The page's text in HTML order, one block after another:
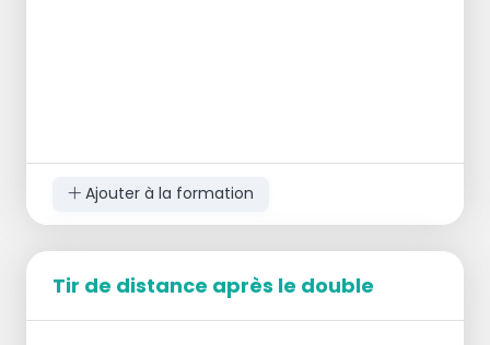
Ajouter à la formation
Tir de distance après le double